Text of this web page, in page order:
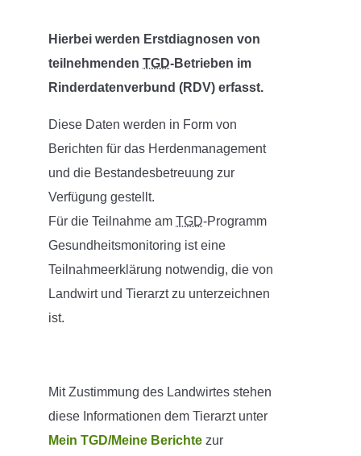
Hierbei werden Erstdiagnosen von
teilnehmenden TGD-Betrieben im
Rinderdatenverbund (RDV) erfasst.
Diese Daten werden in Form von
Berichten für das Herdenmanagement
und die Bestandesbetreuung zur
Verfügung gestellt.
Für die Teilnahme am TGD-Programm
Gesundheitsmonitoring ist eine
Teilnahmeerklärung notwendig, die von
Landwirt und Tierarzt zu unterzeichnen
ist.
Mit Zustimmung des Landwirtes stehen
diese Informationen dem Tierarzt unter
Mein TGD/Meine Berichte zur